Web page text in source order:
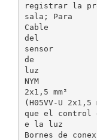
registrar la
sala; Para
Cable
del
sensor
de
luz
NYM
2x1,5 mm²
(H05VV-U 2x1,5
que el control
e la luz
Bornes de